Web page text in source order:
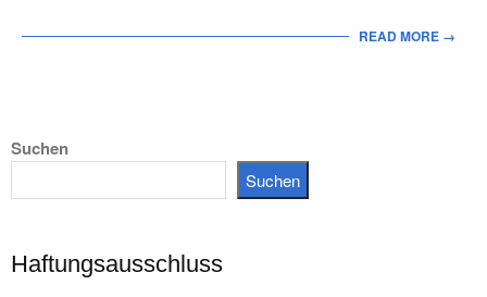
READ MORE →
Suchen
Suchen
Haftungsausschluss